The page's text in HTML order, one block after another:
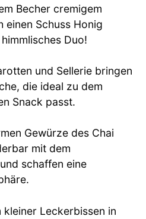
Becher cremigem
Schuss Honig
Duo!
und Sellerie bringen
die ideal zu dem
Snack passt.
Gewürze des Chai
mit dem
schaffen eine
kleiner Leckerbissen in